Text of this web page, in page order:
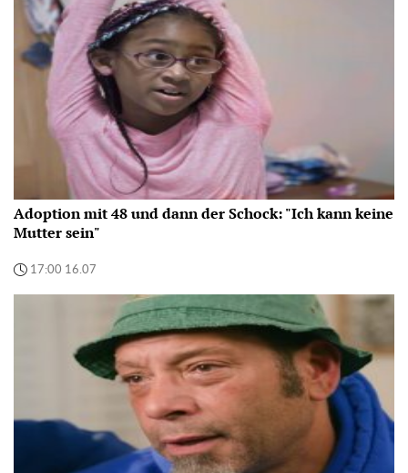
Adoption mit 48 und dann der Schock: "Ich kann keine
Mutter sein"
17:00 16.07